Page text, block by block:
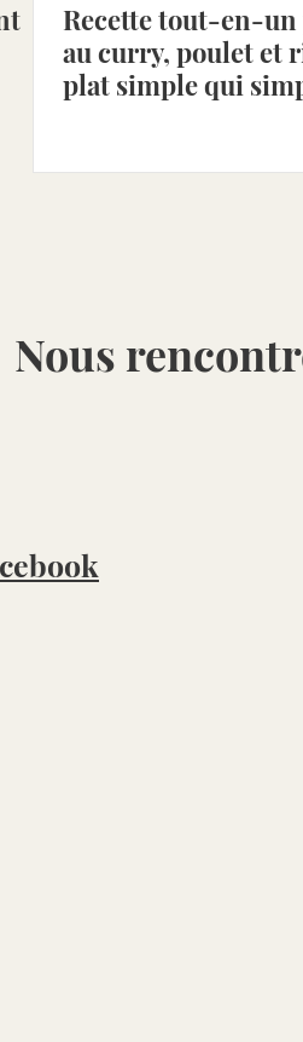
- Aoû] Petits-pois [Avr -
Recette tout-en-
au curry, poulet et
plat simple qui
Nous